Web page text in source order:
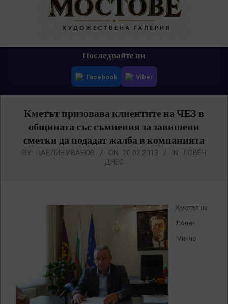
Последвайте ни
Facebook Viber
Кметът призовава клиентите на ЧЕЗ в
общината със съмнения за завишени
сметки да подадат жалба в компанията
BY: ПАВЛИН ИВАНОВ ON: 20.02.2013 IN: ЛОВЕЧ
ДНЕС
Кметът на
Ловеч
Минчо